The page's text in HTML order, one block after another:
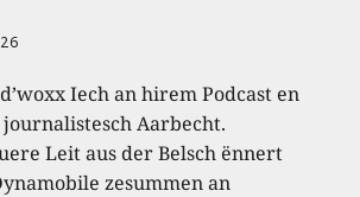
Iech an hirem Podcast en
Aarbecht.
Leit aus der Belsch ënnert
zesummen an